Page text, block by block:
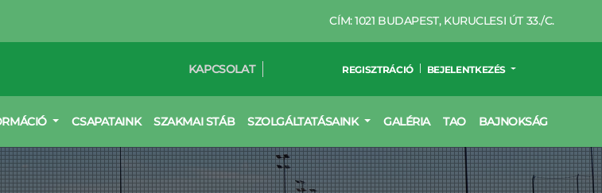
CÍM: 1021 BUDAPEST, KURUCLESI ÚT 33./C.
KAPCSOLAT REGISZTRÁCIÓ BEJELENTKEZÉS
CSAPATAINK SZAKMAI STÁB SZOLGÁLTATÁSAINK GALÉRIA TAO BAJNOKSÁG